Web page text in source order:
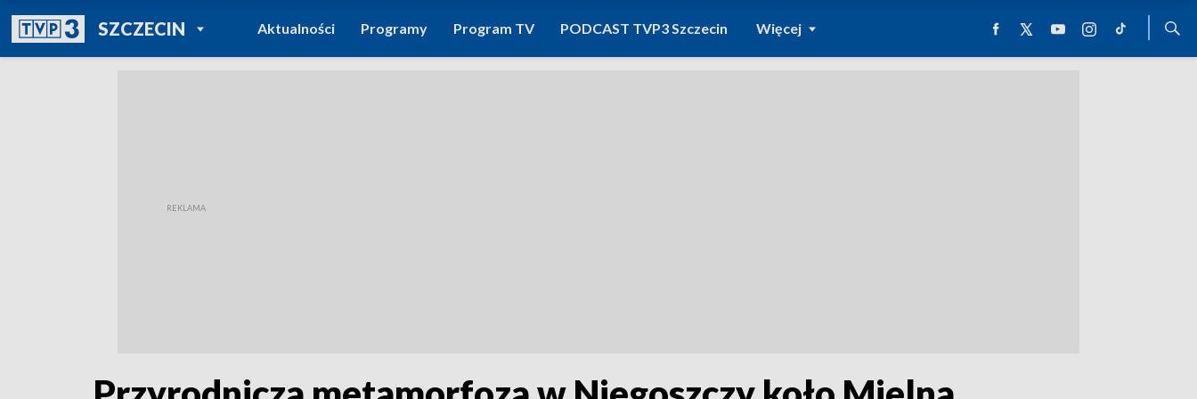
SZCZECINPOWRÓT DO
TVP REGIONY
Aktualności Programy Program TV PODCAST TVP3 Szczecin Więcej